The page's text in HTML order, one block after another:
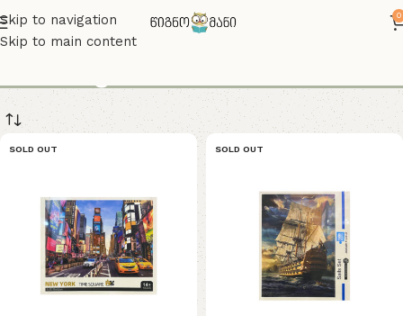
Skip to navigation
Skip to main content
0
SOLD OUT SOLD OUT